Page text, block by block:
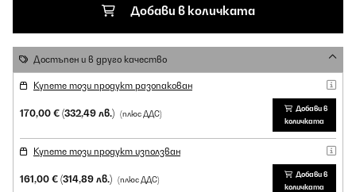
Добави в количката
Достъпен и в друго качество
Купете този продукт разопакован
170,00 € (332,49 лв.) (плюс ДДС)
Добави в
количката
Купете този продукт използван
161,00 € (314,89 лв.) (плюс ДДС)
Добави в
количката